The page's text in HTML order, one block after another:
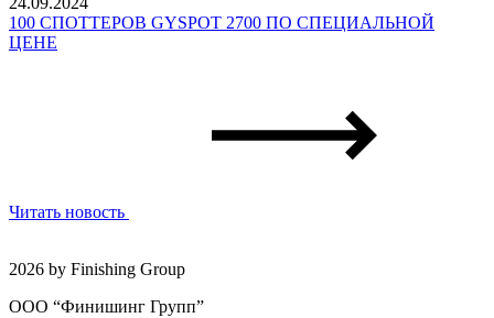
100 СПОТТЕРОВ GYSPOT 2700 ПО СПЕЦИАЛЬНОЙ
ЦЕНЕ
Читать новость
2026 by Finishing Group
ООО “Финишинг Групп”